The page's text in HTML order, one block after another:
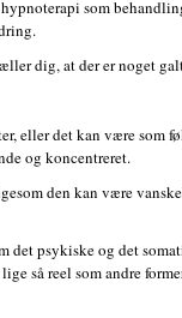
som
dig, at der er noget
eller det kan være som
og koncentreret.
den kan være
det psykiske og det
så reel som andre